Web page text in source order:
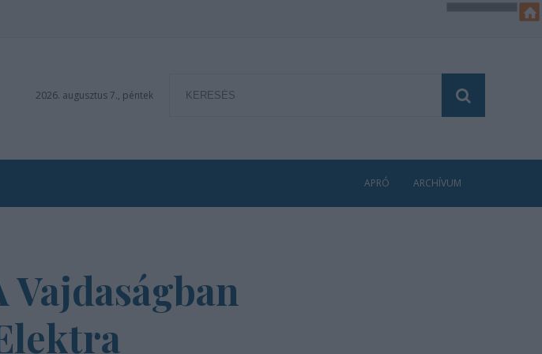
2026. augusztus 7., péntek
APRÓ ARCHÍVUM